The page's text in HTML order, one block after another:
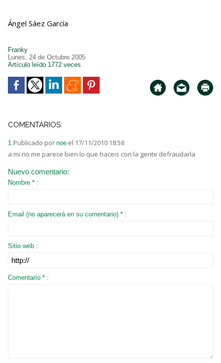
Ángel Sáez García
Franky
Lunes, 24 de Octubre 2005
Artículo leído 1772 veces
COMENTARIOS:
1.Publicado por noe el 17/11/2010 18:58
a mi no me parece bien lo que haceis con la gente defraudarla
Nuevo comentario:
Nombre * :
Email (no aparecerá en su comentario) * :
Sitio web :
Comentario * :